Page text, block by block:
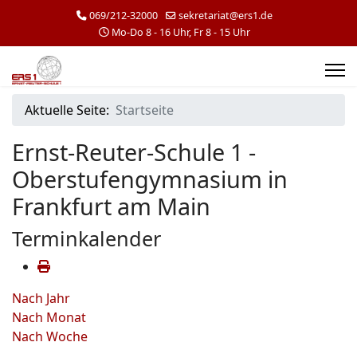
069/212-32000
sekretariat@ers1.de
Mo-Do 8 - 16 Uhr, Fr 8 - 15 Uhr
Aktuelle Seite: Startseite
Ernst-Reuter-Schule 1 -
Oberstufengymnasium in
Frankfurt am Main
Terminkalender
Nach Jahr
Nach Monat
Nach Woche